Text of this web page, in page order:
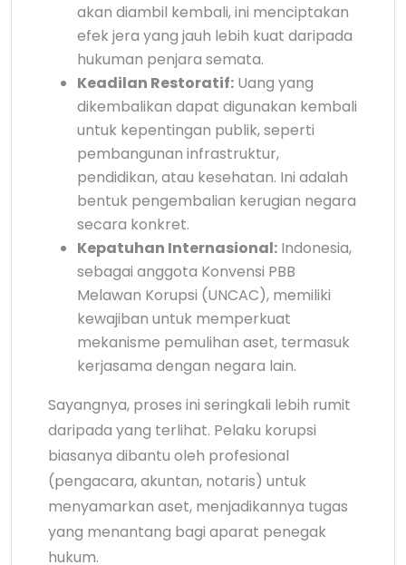
akan diambil kembali, ini menciptakan
efek jera yang jauh lebih kuat daripada
hukuman penjara semata.
Keadilan Restoratif: Uang yang
dikembalikan dapat digunakan kembali
untuk kepentingan publik, seperti
pembangunan infrastruktur,
pendidikan, atau kesehatan. Ini adalah
bentuk pengembalian kerugian negara
secara konkret.
Kepatuhan Internasional: Indonesia,
sebagai anggota Konvensi PBB
Melawan Korupsi (UNCAC), memiliki
kewajiban untuk memperkuat
mekanisme pemulihan aset, termasuk
kerjasama dengan negara lain.
Sayangnya, proses ini seringkali lebih rumit
daripada yang terlihat. Pelaku korupsi
biasanya dibantu oleh profesional
(pengacara, akuntan, notaris) untuk
menyamarkan aset, menjadikannya tugas
yang menantang bagi aparat penegak
hukum.